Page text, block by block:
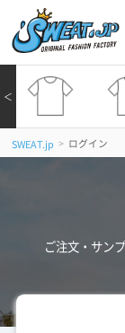
＜
SWEAT.jp > ログイン
ご注文・サン